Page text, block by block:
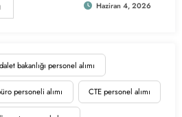
bakanlığı personel alımı
personeli alımı CTE personel alımı
Haziran 4, 2026